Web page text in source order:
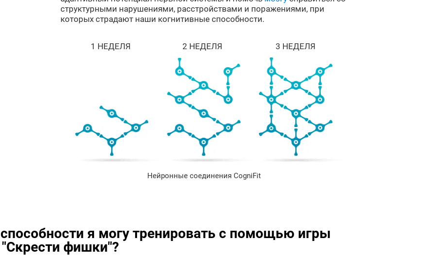
структурными нарушениями, расстройствами и поражениями, при
которых страдают наши когнитивные способности.
1 НЕДЕЛЯ 2 НЕДЕЛЯ 3 НЕДЕЛЯ
Нейронные соединения CogniFit
я могу тренировать с помощью игры
фишки"?